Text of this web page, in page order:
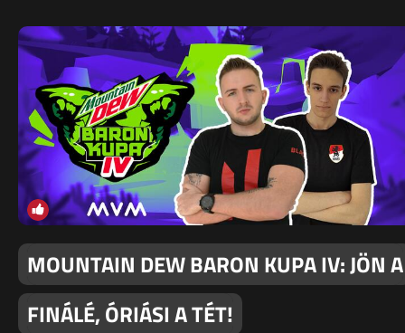
MOUNTAIN DEW BARON KUPA IV: JÖN A
FINÁLÉ, ÓRIÁSI A TÉT!